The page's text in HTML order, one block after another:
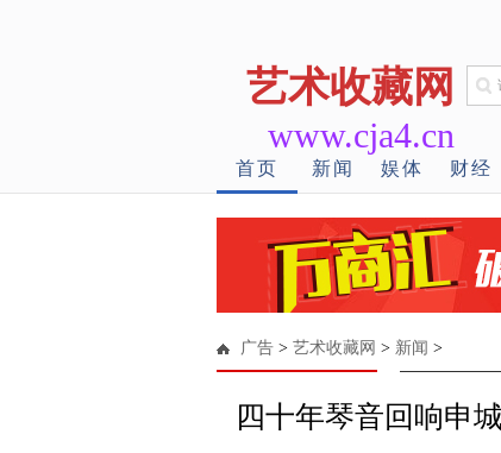
艺术收藏网
www.cja4.cn
首页 新闻 娱体 财经
广告 > 艺术收藏网 > 新闻 >
四十年琴音回响申